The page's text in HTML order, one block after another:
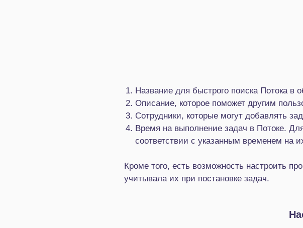
Название для быстрого поиска Потока в
Описание, которое поможет другим
Сотрудники, которые могут добавлять
Время на выполнение задач в Потоке.
соответствии с указанным временем на
Кроме того, есть возможность настроить
учитывала их при постановке задач.